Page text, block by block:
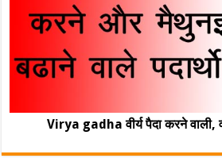
Virya gadha वीर्य पैदा करने वाली,